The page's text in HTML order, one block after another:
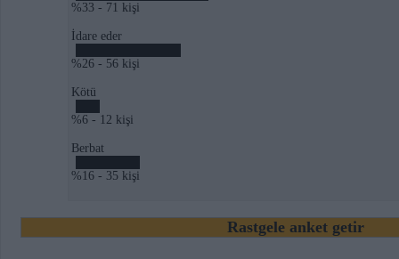
%33 - 71 kişi
İdare eder
%26 - 56 kişi
Kötü
%6 - 12 kişi
Berbat
%16 - 35 kişi
Rastgele anket getir